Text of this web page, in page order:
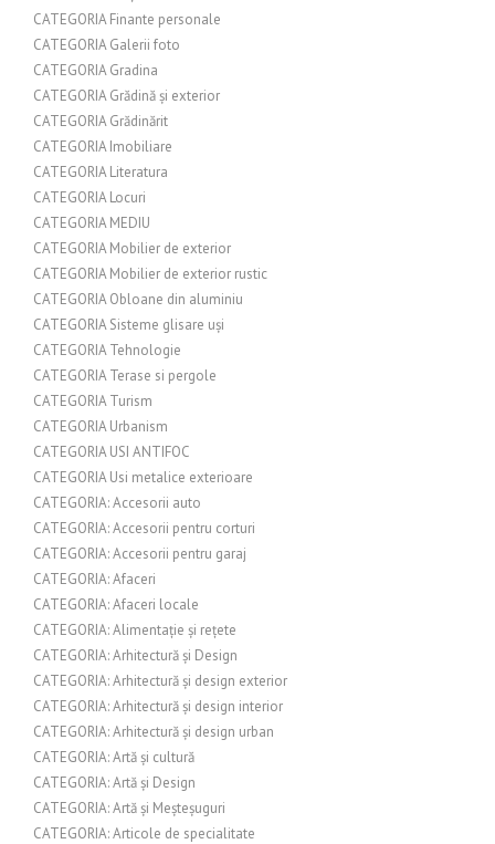
CATEGORIA Finante personale
CATEGORIA Galerii foto
CATEGORIA Gradina
CATEGORIA Grădină și exterior
CATEGORIA Grădinărit
CATEGORIA Imobiliare
CATEGORIA Literatura
CATEGORIA Locuri
CATEGORIA MEDIU
CATEGORIA Mobilier de exterior
CATEGORIA Mobilier de exterior rustic
CATEGORIA Obloane din aluminiu
CATEGORIA Sisteme glisare uși
CATEGORIA Tehnologie
CATEGORIA Terase si pergole
CATEGORIA Turism
CATEGORIA Urbanism
CATEGORIA USI ANTIFOC
CATEGORIA Usi metalice exterioare
CATEGORIA: Accesorii auto
CATEGORIA: Accesorii pentru corturi
CATEGORIA: Accesorii pentru garaj
CATEGORIA: Afaceri
CATEGORIA: Afaceri locale
CATEGORIA: Alimentație și rețete
CATEGORIA: Arhitectură și Design
CATEGORIA: Arhitectură și design exterior
CATEGORIA: Arhitectură și design interior
CATEGORIA: Arhitectură și design urban
CATEGORIA: Artă și cultură
CATEGORIA: Artă și Design
CATEGORIA: Artă și Meșteșuguri
CATEGORIA: Articole de specialitate